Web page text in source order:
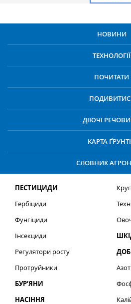
НОВИНИ
ТЕХНОЛОГІЇ
ПОЧИТАТИ
ДІЮЧІ
КАРТА
СЛОВНИК
ПЕСТИЦИДИ
Гербіциди
Фунгіциди
Інсекциди
Регулятори росту
Протруйники
БУР’ЯНИ
НАСІННЯ